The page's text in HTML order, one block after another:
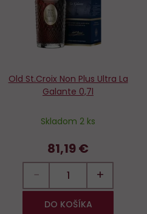
Old St.Croix Non Plus Ultra La
Galante 0,7l
Skladom 2 ks
81,19 €
− +
DO KOŠÍKA